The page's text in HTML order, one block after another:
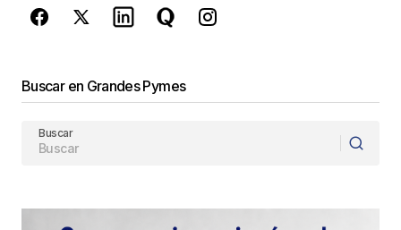
Buscar en Grandes Pymes
Buscar